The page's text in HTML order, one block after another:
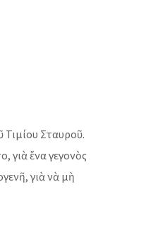
Τιμίου Σταυροῦ.
γιὰ ἕνα γεγονὸς
γιὰ νὰ μὴ